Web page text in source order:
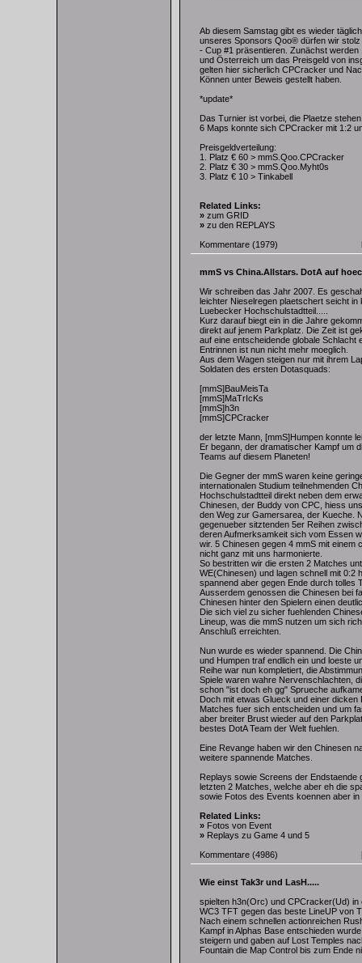
Ab diesem Samstag gibt es wieder
unseres Sponsors Qoo® dürfen wir
- Cup #1 präsentieren. Zunächst
und Österreich um das Preisgeld von
gelten hier sicherlich CPCracker und
Können unter Beweis gestellt haben.
*update*
Das Turnier ist vorbei, die Plaetze
6 Maps konnte sich CPCracker mit 1:2
Preisgeldverteilung:
1. Platz € 60 > mmS.Qoo.CPCracker
2. Platz € 30 > mmS.Qoo.Myht0s
3. Platz € 10 > Tinkabell
Related Links:
» zum GRID
» zu den REPLAYS
Kommentare(1979)
mmS vs China.Allstars. DotA auf
Wir schreiben das Jahr 2007. Es
leichter Nieselregen plaetschert seicht in
Luebecker Hochschulstadtteil.....
Kurz darauf biegt ein in die Jahre
direkt auf jenem Parkplatz. Die Zeit ist
auf eine entscheidende globale Schlacht
Entrinnen ist nun nicht mehr moeglich.
Aus dem Wagen steigen nur mit ihrem
Soldaten des ersten Dotasquads:
[mmS]BauMeisTa
[mmS]MaTrIcKs
[mmS]h3n
[mmS]CPCracker
der letzte Mann, [mmS]Humpen konnte
Er begann, der dramatischer Kampf um
Teams auf diesem Planeten!
Die Gegner der mmS waren keine
internationalen Studium teilnehmenden
Hochschulstadtteil direkt neben dem
Chinesen, der Buddy von CPC, hiess
den Weg zur Gamersarea, der Kueche.
gegenueber sitztenden 5er Reihen
deren Aufmerksamkeit sich vom Essen
wir. 5 Chinesen gegen 4 mmS mit einem
nicht ganz mit uns harmonierte.
So bestritten wir die ersten 2 Matches
WE(Chinesen) und lagen schnell mit 0:2
spannend aber gegen Ende durch tolles
Ausserdem genossen die Chinesen bei
Chinesen hinter den Spielern einen
Die sich viel zu sicher fuehlenden
Lineup, was die mmS nutzen um sich
Anschluß erreichten.
Nun wurde es wieder spannend. Die
und Humpen traf endlich ein und loeste
Reihe war nun kompletiert, die
Spiele waren wahre Nervenschlachten,
schon "ist doch eh gg" Sprueche
Doch mit etwas Glueck und einer dicken
Matches fuer sich entscheiden und um
aber breiter Brust wieder auf den
bestes DotA Team der Welt fuehlen.
Eine Revange haben wir den Chinesen
weitere spannende Matches.
Replays sowie Screens der Endstaende
letzten 2 Matches, welche aber eh die
sowie Fotos des Events koennen aber
Related Links:
» Fotos von Event
» Replays zu Game 4 und 5
Kommentare(4986)
Wie einst Tak3r und LasH.....
spielten h3n(Orc) und CPCracker(Ud) in
WC3 TFT gegen das beste LineUP von
Nach einem schnellen actionreichen
Kampf in Alphas Base entschieden
steigern und gaben auf Lost Temples
Fountain die Map Control bis zum Ende